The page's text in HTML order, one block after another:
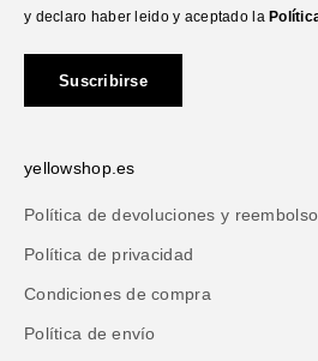
y declaro haber leido y aceptado la
Suscribirse
yellowshop.es
Política de devoluciones y
Política de privacidad
Condiciones de compra
Política de envío